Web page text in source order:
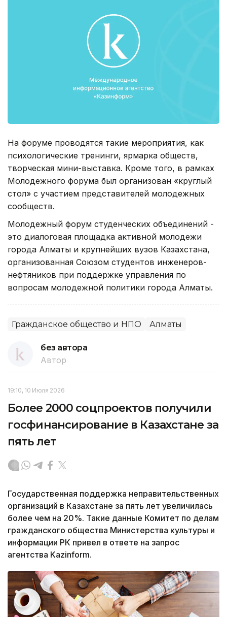
На форуме проводятся такие мероприятия, как
психологические тренинги, ярмарка обществ,
творческая мини-выставка. Кроме того, в рамках
Молодежного форума был организован «круглый
стол» с участием представителей молодежных
сообществ.
Молодежный форум студенческих объединений -
это диалоговая площадка активной молодежи
города Алматы и крупнейших вузов Казахстана,
организованная Союзом студентов инженеров-
нефтяников при поддержке управления по
вопросам молодежной политики города Алматы.
Гражданское общество и НПО Алматы
без автора
Автор
19:10, 10 Июля 2026
Более 2000 соцпроектов получили
госфинансирование в Казахстане за
пять лет
Государственная поддержка неправительственных
организаций в Казахстане за пять лет увеличилась
более чем на 20%. Такие данные Комитет по делам
гражданского общества Министерства культуры и
информации РК привел в ответе на запрос
агентства Kazinform.